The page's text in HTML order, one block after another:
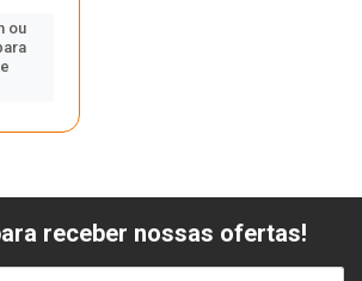
ou
receber nossas ofertas!